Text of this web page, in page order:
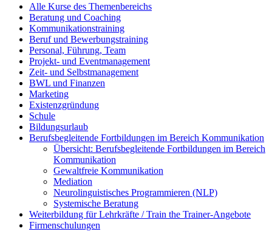
Alle Kurse des Themenbereichs
Beratung und Coaching
Kommunikationstraining
Beruf und Bewerbungstraining
Personal, Führung, Team
Projekt- und Eventmanagement
Zeit- und Selbstmanagement
BWL und Finanzen
Marketing
Existenzgründung
Schule
Bildungsurlaub
Berufsbegleitende Fortbildungen im Bereich Kommunikation
Übersicht: Berufsbegleitende Fortbildungen im Bereich
Kommunikation
Gewaltfreie Kommunikation
Mediation
Neurolinguistisches Programmieren (NLP)
Systemische Beratung
Weiterbildung für Lehrkräfte / Train the Trainer-Angebote
Firmenschulungen